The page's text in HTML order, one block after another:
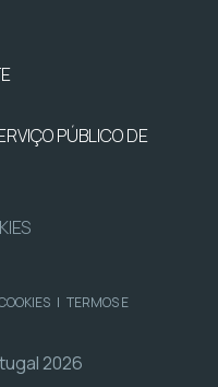
PÚBLICO DE
| TERMOS E
2026